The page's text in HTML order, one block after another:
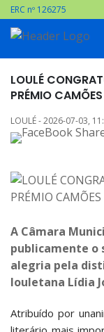
ERC nº 126275
LOULÉ
PRÉMIO
LOULÉ - 2026-07-03,
A Câmara
publicamente o
alegria pela
louletana Lídia
Atribuído por